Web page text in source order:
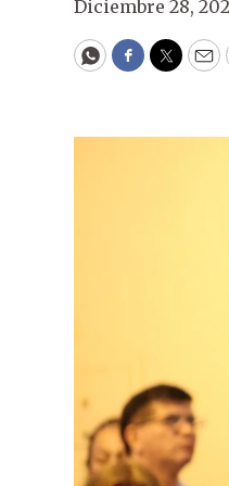
Diciembre 28,
WhatsApp
Facebook